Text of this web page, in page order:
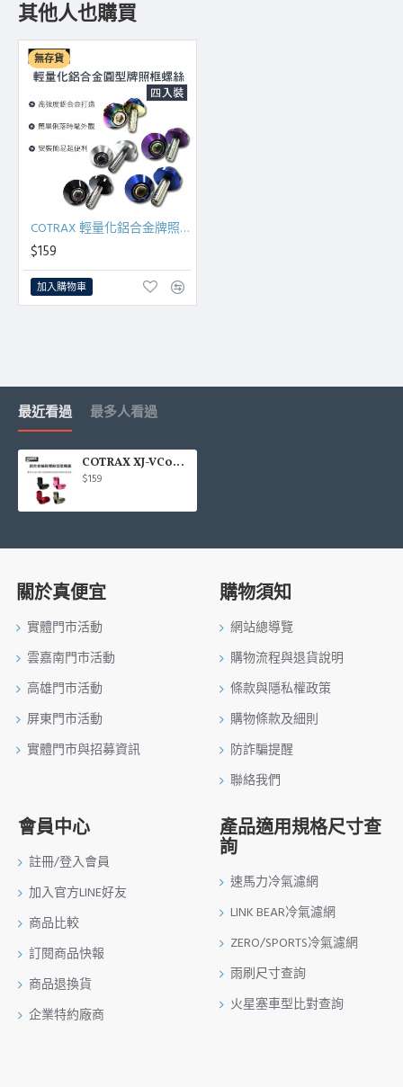
其他人也購買
無存貨
COTRAX 輕量化鋁合金牌照框螺絲(4入)圓型
$159
加入購物車
最近看過 最多人看過
COTRAX XJ-VC04 鋁合金氣嘴蓋(輪框螺絲型)4入
$159
關於真便宜
實體門市活動
雲嘉南門市活動
高雄門市活動
屏東門市活動
實體門市與招募資訊
購物須知
網站總導覽
購物流程與退貨說明
條款與隱私權政策
購物條款及細則
防詐騙提醒
聯絡我們
會員中心
註冊/登入會員
加入官方LINE好友
商品比較
訂閱商品快報
商品退換貨
企業特約廠商
產品適用規格尺寸查
詢
速馬力冷氣濾網
LINK BEAR冷氣濾網
ZERO/SPORTS冷氣濾網
雨刷尺寸查詢
火星塞車型比對查詢